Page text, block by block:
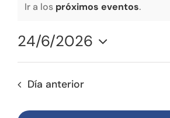
Agenda de cursos
Adaptación a la LOPD
Ir a los próximos eventos.
24/6/2026
Seleccionar
Día anterior